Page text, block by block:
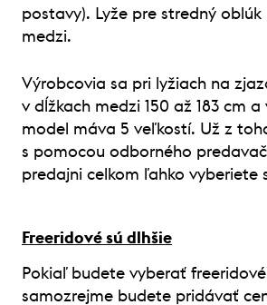
postavy). Lyže pre stredný oblúk
medzi.
Výrobcovia sa pri lyžiach na
v dĺžkach medzi 150 až 183 cm
model máva 5 veľkostí. Už z
s pomocou odborného
predajni celkom ľahko vyberiete
Freeridové sú dlhšie
Pokiaľ budete vyberať
samozrejme budete pridávať